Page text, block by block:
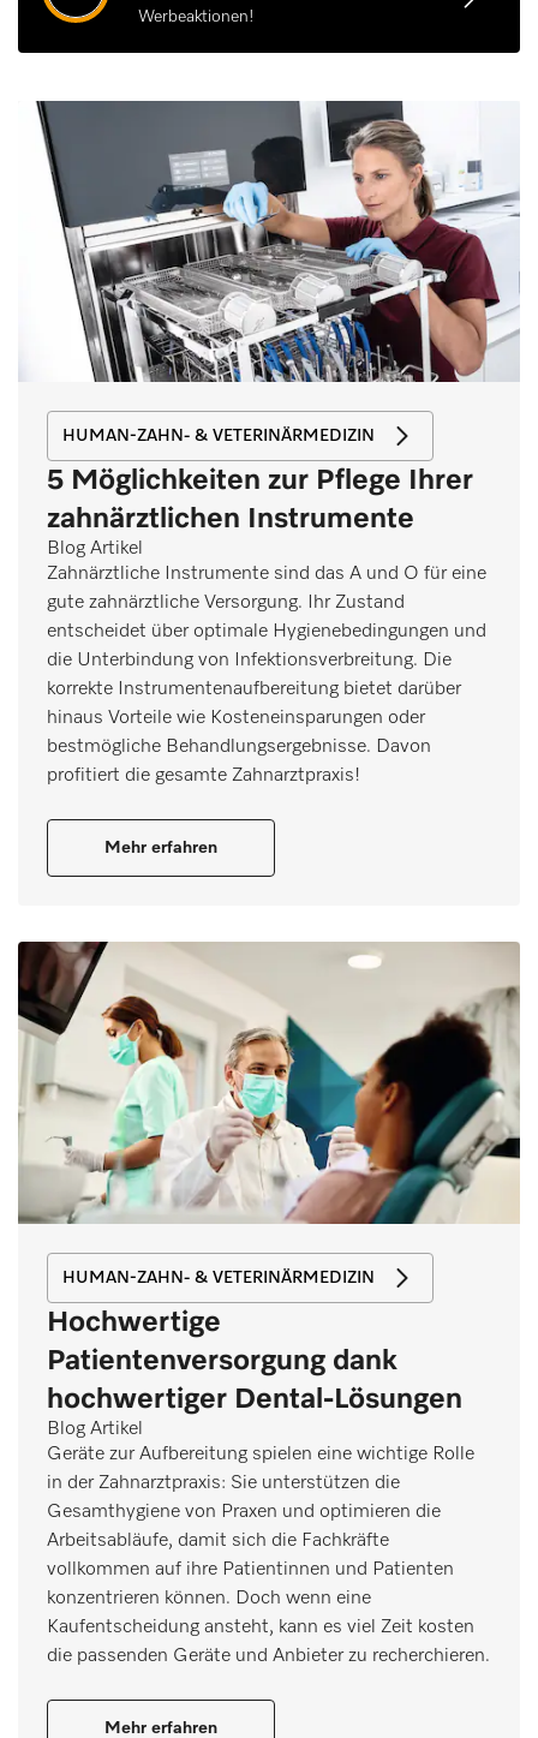
Werbeaktionen!
HUMAN-ZAHN- & VETERINÄRMEDIZIN
5 Möglichkeiten zur Pflege Ihrer
zahnärztlichen Instrumente
Blog Artikel
Zahnärztliche Instrumente sind das A und O für eine
gute zahnärztliche Versorgung. Ihr Zustand
entscheidet über optimale Hygienebedingungen und
die Unterbindung von Infektionsverbreitung. Die
korrekte Instrumentenaufbereitung bietet darüber
hinaus Vorteile wie Kosteneinsparungen oder
bestmögliche Behandlungsergebnisse. Davon
profitiert die gesamte Zahnarztpraxis!
Mehr erfahren
HUMAN-ZAHN- & VETERINÄRMEDIZIN
Hochwertige
Patientenversorgung dank
hochwertiger Dental-Lösungen
Blog Artikel
Geräte zur Aufbereitung spielen eine wichtige Rolle
in der Zahnarztpraxis: Sie unterstützen die
Gesamthygiene von Praxen und optimieren die
Arbeitsabläufe, damit sich die Fachkräfte
vollkommen auf ihre Patientinnen und Patienten
konzentrieren können. Doch wenn eine
Kaufentscheidung ansteht, kann es viel Zeit kosten
die passenden Geräte und Anbieter zu recherchieren.
Mehr erfahren